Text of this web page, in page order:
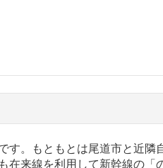
す。もともとは尾道市と近
在来線を利用して新幹線の